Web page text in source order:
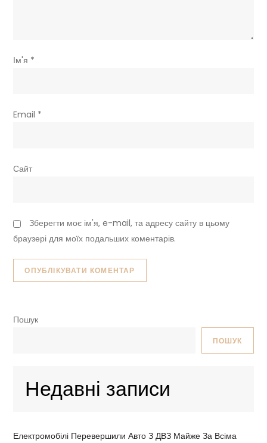
Ім'я *
Email *
Сайт
Зберегти моє ім'я, e-mail, та адресу сайту в цьому
браузері для моїх подальших коментарів.
Пошук
ПОШУК
Недавні записи
Електромобілі Перевершили Авто З ДВЗ Майже За Всіма